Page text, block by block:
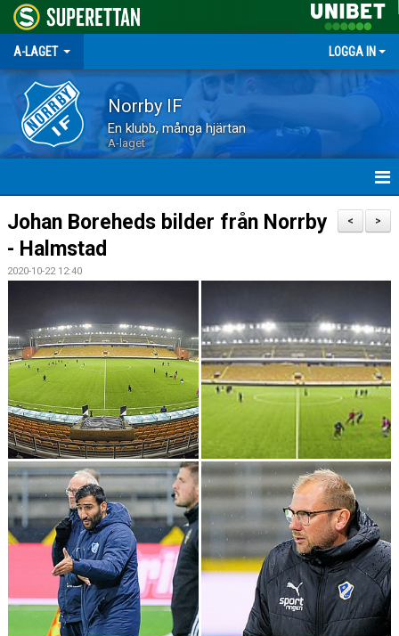
A-LAGET LOGGA IN
Norrby IF
En klubb, många hjärtan
A-laget
HEM
NYHETER
TRUPPEN
KALENDER
DOKUMENT
BILDARKIV
BILDER 2025
TABELL ETTAN SÖDRA 2025
>
<
Johan Boreheds bilder från Norrby
- Halmstad
2020-10-22 12:40